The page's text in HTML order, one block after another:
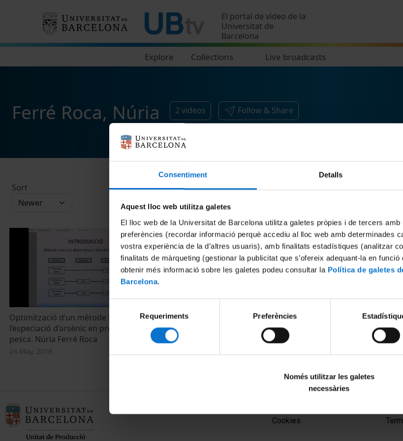
Consentiment Detalls
Aquest lloc web utilitza galetes
El lloc web de la Universitat de Barcelona utilitza galetes pròpies i de tercers
preferències (recordar informació perquè accediu al lloc web amb determinades
vostra experiència de la d’altres usuaris), amb finalitats estadístiques (analitzar
finalitats de màrqueting (gestionar la publicitat que s’ofereix adequant-la en
obtenir més informació sobre les galetes podeu consultar la Política de galetes
Barcelona.
de
consentiment
Requeriments Preferències
Només utilitzar les galetes
necessàries
El portal de vídeo de la
Universitat de
Barcelona
Explore Collections Live broadcasts
Ferré Roca, Núria 2 videos Follow & Share
Sort
Optimització d’un mètode SPE per a
l’especiació d’arsènic en productes de la
pesca. Núria Ferré Roca
24 May, 2018
Química de l'aigua (I). Col·loqui
24 May, 2018
Cookies